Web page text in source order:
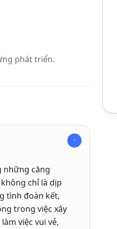
phát triển.
những căng
chỉ là dịp
tình đoàn kết,
trong việc xây
việc vui vẻ,